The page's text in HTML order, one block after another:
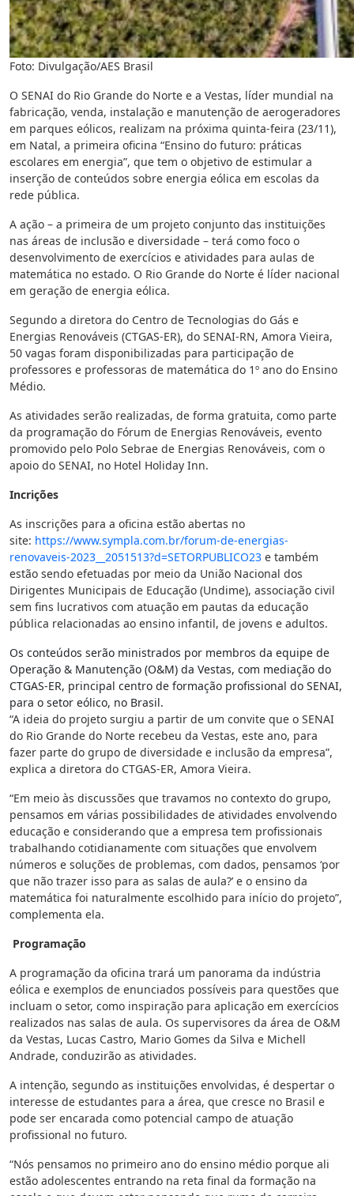
Foto: Divulgação/AES Brasil
O SENAI do Rio Grande do Norte e a Vestas, líder mundial na
fabricação, venda, instalação e manutenção de aerogeradores
em parques eólicos, realizam na próxima quinta-feira (23/11),
em Natal, a primeira oficina “Ensino do futuro: práticas
escolares em energia”, que tem o objetivo de estimular a
inserção de conteúdos sobre energia eólica em escolas da
rede pública.
A ação – a primeira de um projeto conjunto das instituições
nas áreas de inclusão e diversidade – terá como foco o
desenvolvimento de exercícios e atividades para aulas de
matemática no estado. O Rio Grande do Norte é líder nacional
em geração de energia eólica.
Segundo a diretora do Centro de Tecnologias do Gás e
Energias Renováveis (CTGAS-ER), do SENAI-RN, Amora Vieira,
50 vagas foram disponibilizadas para participação de
professores e professoras de matemática do 1º ano do Ensino
Médio.
As atividades serão realizadas, de forma gratuita, como parte
da programação do Fórum de Energias Renováveis, evento
promovido pelo Polo Sebrae de Energias Renováveis, com o
apoio do SENAI, no Hotel Holiday Inn.
Incrições
As inscrições para a oficina estão abertas no
site: https://www.sympla.com.br/forum-de-energias-
renovaveis-2023__2051513?d=SETORPUBLICO23 e também
estão sendo efetuadas por meio da União Nacional dos
Dirigentes Municipais de Educação (Undime), associação civil
sem fins lucrativos com atuação em pautas da educação
pública relacionadas ao ensino infantil, de jovens e adultos.
Os conteúdos serão ministrados por membros da equipe de
Operação & Manutenção (O&M) da Vestas, com mediação do
CTGAS-ER, principal centro de formação profissional do SENAI,
para o setor eólico, no Brasil.
“A ideia do projeto surgiu a partir de um convite que o SENAI
do Rio Grande do Norte recebeu da Vestas, este ano, para
fazer parte do grupo de diversidade e inclusão da empresa”,
explica a diretora do CTGAS-ER, Amora Vieira.
“Em meio às discussões que travamos no contexto do grupo,
pensamos em várias possibilidades de atividades envolvendo
educação e considerando que a empresa tem profissionais
trabalhando cotidianamente com situações que envolvem
números e soluções de problemas, com dados, pensamos ‘por
que não trazer isso para as salas de aula?’ e o ensino da
matemática foi naturalmente escolhido para início do projeto”,
complementa ela.
Programação
A programação da oficina trará um panorama da indústria
eólica e exemplos de enunciados possíveis para questões que
incluam o setor, como inspiração para aplicação em exercícios
realizados nas salas de aula. Os supervisores da área de O&M
da Vestas, Lucas Castro, Mario Gomes da Silva e Michell
Andrade, conduzirão as atividades.
A intenção, segundo as instituições envolvidas, é despertar o
interesse de estudantes para a área, que cresce no Brasil e
pode ser encarada como potencial campo de atuação
profissional no futuro.
“Nós pensamos no primeiro ano do ensino médio porque ali
estão adolescentes entrando na reta final da formação na